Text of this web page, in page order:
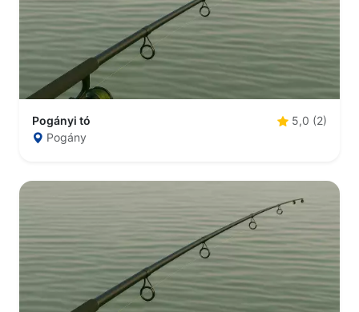
Pogányi tó
5,0 (2)
Pogány